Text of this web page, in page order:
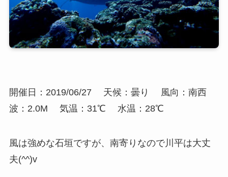
開催日：2019/06/27 天候：曇り
風向：南西
波：2.0M
気温：31℃ 水温：28℃
風は強めな石垣ですが、南寄りなので川平は大丈
夫(^^)v